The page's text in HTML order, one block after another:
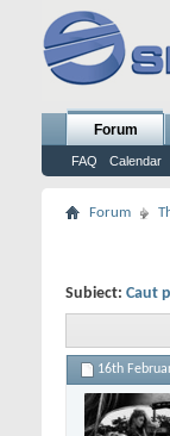
Forum
FAQ Calendar
Forum
Subiect: Caut
16th